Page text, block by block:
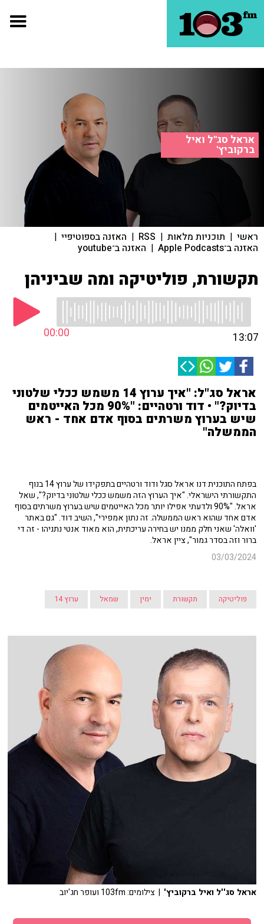
אראל סג"ל ואיל
ברקוביץ'
ראשי | תוכניות מלאות |
RSS
| האזנה בספוטיפיי |
האזנה ב־Apple Podcasts | האזנה ב־youtube
תקשורת, פוליטיקה ומה שביניהן
00:00 13:07
אראל סג"ל: "איך ערוץ 14 משמש ככלי שלטוני
בדיוק?" • דוד ורטהיים: "90% מכל האייטמים
שיש בערוץ משרתים בסוף אדם אחד - ראש
הממשלה"
בפתח התוכנית דנו אראל סגל ודוד ורטהיים בתפקידו של ערוץ 14 בנוף
התקשורתי הישראלי. "איך הערוץ הזה משמש ככלי שלטוני בדיוק?", שאל
אראל. "90% ולדעתי אפילו יותר מכל האייטמים שיש בערוץ משרתים בסוף
אדם אחד שהוא ראש הממשלה. זה נתון אמפירי", השיב דוד. "גם באתר
'וואלה' שאני חלק ממנו יש בחירה עריכתית, הוא מאוד אנטי נתניהו - זה די
ברור וזה בסדר גמור", ציין אראל.
03/03/2024
פוליטיקה תקשורת ימין שמאל ערוץ 14
אראל סג''ל ואיל ברקוביץ' | צילומים: 103fm ועופר חג'יוב